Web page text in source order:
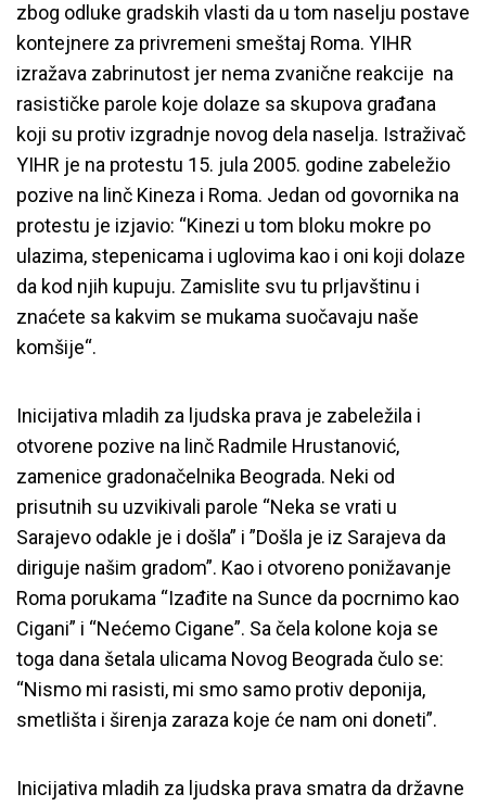
zbog odluke gradskih vlasti da u tom naselju postave
kontejnere za privremeni smeštaj Roma. YIHR
izražava zabrinutost jer nema zvanične reakcije na
rasističke parole koje dolaze sa skupova građana
koji su protiv izgradnje novog dela naselja. Istraživač
YIHR je na protestu 15. jula 2005. godine zabeležio
pozive na linč Kineza i Roma. Jedan od govornika na
protestu je izjavio: “Kinezi u tom bloku mokre po
ulazima, stepenicama i uglovima kao i oni koji dolaze
da kod njih kupuju. Zamislite svu tu prljavštinu i
znaćete sa kakvim se mukama suočavaju naše
komšije“.
Inicijativa mladih za ljudska prava je zabeležila i
otvorene pozive na linč Radmile Hrustanović,
zamenice gradonačelnika Beograda. Neki od
prisutnih su uzvikivali parole “Neka se vrati u
Sarajevo odakle je i došla” i ”Došla je iz Sarajeva da
diriguje našim gradom”. Kao i otvoreno ponižavanje
Roma porukama “Izađite na Sunce da pocrnimo kao
Cigani” i “Nećemo Cigane”. Sa čela kolone koja se
toga dana šetala ulicama Novog Beograda čulo se:
“Nismo mi rasisti, mi smo samo protiv deponija,
smetlišta i širenja zaraza koje će nam oni doneti”.
Inicijativa mladih za ljudska prava smatra da državne